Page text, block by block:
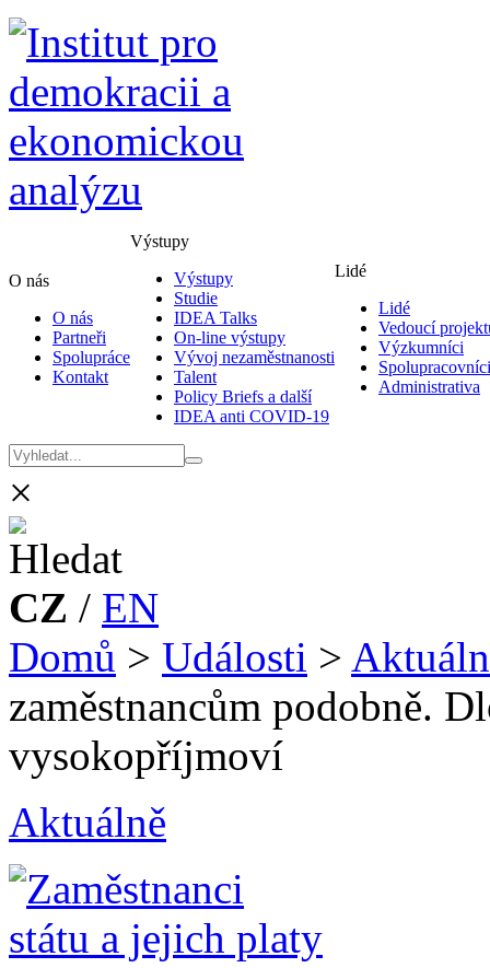
O nás
O nás
Partneři
Spolupráce
Kontakt
Výstupy
Výstupy
Studie
IDEA Talks
On-line výstupy
Vývoj nezaměstnanosti
Talent
Policy Briefs a další
IDEA anti COVID-19
Lidé
Lidé
Vedoucí
Výzkumníci
Spolupracovníci
Administrativa
×
CZ / EN
Domů > Události >
zaměstnancům podobně.
vysokopříjmoví
Aktuálně